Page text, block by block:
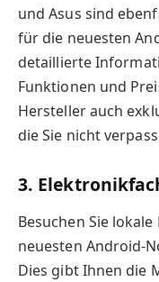
und Asus sind
für die neuesten
detaillierte
Funktionen und
Hersteller auch
die Sie nicht
3.
Besuchen Sie
neuesten Android-
Dies gibt Ihnen die